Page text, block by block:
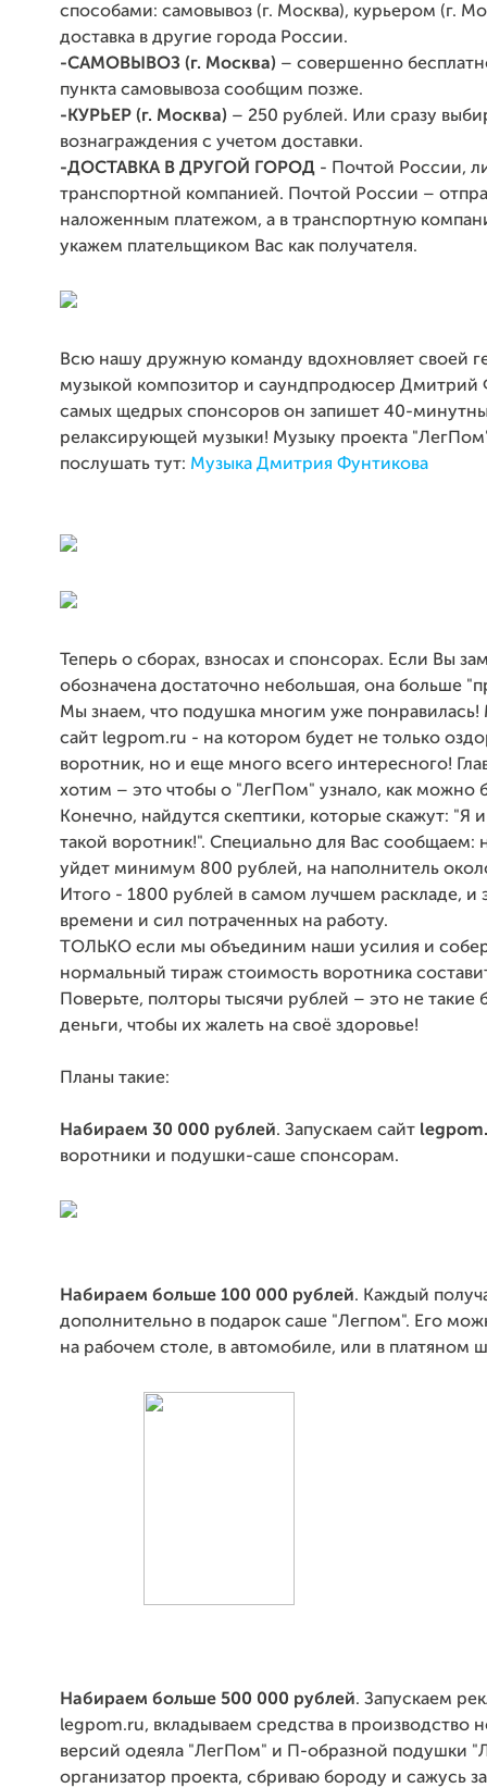
способами: самовывоз (г. Москва), курьером (г.
доставка в другие города России.
-САМОВЫВОЗ (г. Москва) – совершенно
пункта самовывоза сообщим позже.
-КУРЬЕР (г. Москва) – 250 рублей. Или сразу
вознаграждения с учетом доставки.
-ДОСТАВКА В ДРУГОЙ ГОРОД - Почтой России,
транспортной компанией. Почтой России –
наложенным платежом, а в транспортную
укажем плательщиком Вас как получателя.
Всю нашу дружную команду вдохновляет своей
музыкой композитор и саундпродюсер Дмитрий
самых щедрых спонсоров он запишет 40-
релаксирующей музыки! Музыку проекта
послушать тут: Музыка Дмитрия Фунтикова
Теперь о сборах, взносах и спонсорах. Если Вы
обозначена достаточно небольшая, она больше
Мы знаем, что подушка многим уже понравилась!
сайт legpom.ru - на котором будет не только
воротник, но и еще много всего интересного!
хотим – это чтобы о "ЛегПом" узнало, как
Конечно, найдутся скептики, которые скажут: "Я
такой воротник!". Специально для Вас сообщаем:
уйдет минимум 800 рублей, на наполнитель
Итого - 1800 рублей в самом лучшем раскладе, и
времени и сил потраченных на работу.
ТОЛЬКО если мы объединим наши усилия и
нормальный тираж стоимость воротника
Поверьте, полторы тысячи рублей – это не такие
деньги, чтобы их жалеть на своё здоровье!
Планы такие:
Набираем 30 000 рублей. Запускаем сайт
воротники и подушки-саше спонсорам.
Набираем больше 100 000 рублей. Каждый
дополнительно в подарок саше "Легпом". Его
на рабочем столе, в автомобиле, или в платяном
Набираем больше 500 000 рублей. Запускаем
legpom.ru, вкладываем средства в производство
версий одеяла "ЛегПом" и П-образной подушки
организатор проекта, сбриваю бороду и сажусь